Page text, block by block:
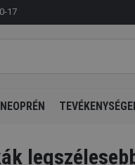
17
NEOPRÉN